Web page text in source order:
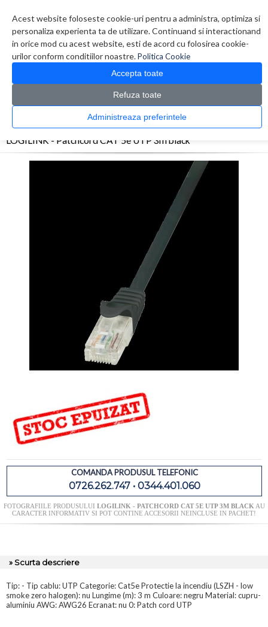
Acest website foloseste cookie-uri pentru a administra, optimiza si
personaliza experienta ta de utilizare. Continuand si interactionand
in orice mod cu acest website, esti de acord cu folosirea cookie-
urilor conform conditiilor noastre.Politica Cookie
Accepta toate
Refuza toate
Administreaza preferintele
0 produs(e)
CATALOG PRODUSE
> Cabluri > LOGILINK - Patchcord CAT 5e UTP 3m black
LOGILINK - Patchcord CAT 5e UTP 3m black
COMANDA PRODUSUL TELEFONIC
0726.262.747 • 0344.401.060
FOTOGRAFIILE PRODUSULUI LOGILINK - PATCHCORD CAT 5E UTP 3M BLACK AU
CARACTER INFORMATIV SI POT CONTINE ACCESORII NEINCLUSE IN PACHET!
» Scurta descriere
Tip: - Tip cablu: UTP Categorie: Cat5e Protectie la incendiu (LSZH - low
smoke zero halogen): nu Lungime (m): 3 m Culoare: negru Material: cupru-
aluminiu AWG: AWG26 Ecranat: nu 0: Patch cord UTP